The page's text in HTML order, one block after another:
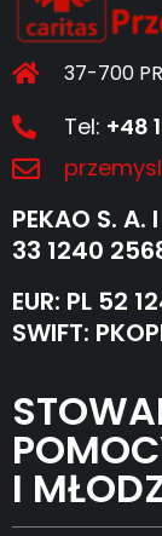
37-700
Tel: +48
PEKAO S.
33 1240
EUR: PL 52
SWIFT:
I